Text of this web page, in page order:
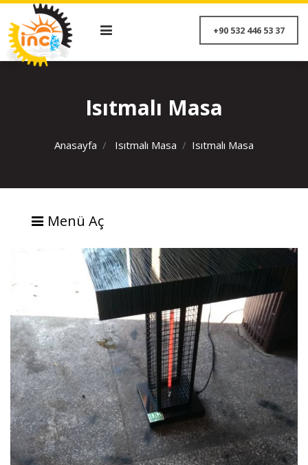
+90 532 446 53
Isıtmalı Masa
Anasayfa Isıtmalı Masa Isıtmalı Masa
Menü Aç